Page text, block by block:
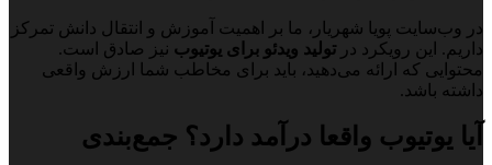
در وب‌سایت پویا شهریار، ما بر اهمیت آموزش و انتقال دانش تمرکز
داریم. این رویکرد در تولید ویدئو برای یوتیوب نیز صادق است.
محتوایی که ارائه می‌دهید، باید برای مخاطب شما ارزش واقعی
داشته باشد.
آیا یوتیوب واقعا درآمد دارد؟ جمع‌بندی